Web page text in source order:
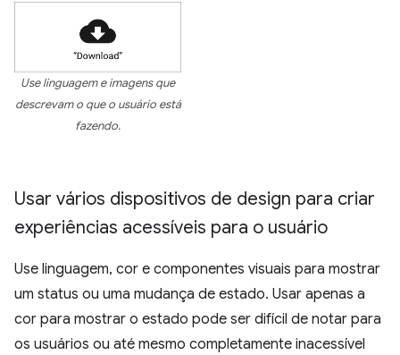
Use linguagem e imagens que
descrevam o que o usuário está
fazendo.
Usar vários dispositivos de design para criar
experiências acessíveis para o usuário
Use linguagem, cor e componentes visuais para mostrar
um status ou uma mudança de estado. Usar apenas a
cor para mostrar o estado pode ser difícil de notar para
os usuários ou até mesmo completamente inacessível